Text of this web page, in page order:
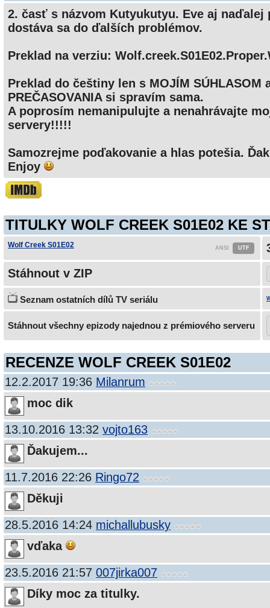
2. časť s názvom Kutyukutyu. Eve aj naďalej
dostáva sa do ďalších problémov.
Preklad na verziu:
Preklad do češtiny len s MOJÍM SÚHLASOM
PREČASOVANIA si spravím sama.
A poprosím nemanipulujte a nenahrávajte
servery!!!!!
Samozrejme poďakovanie a hlas potešia.
Enjoy
TITULKY WOLF CREEK S01E02 KE
Wolf Creek S01E02
Stáhnout v ZIP
Seznam ostatních dílů TV seriálu
Stáhnout všechny epizody najednou z prémiového serveru
RECENZE WOLF CREEK S01E02
12.2.2017 19:36 Milanrum
moc dik
13.10.2016 13:32 vojto163
Ďakujem...
11.7.2016 22:26 Ringo72
Děkuji
28.5.2016 14:24 michallubusky
vďaka
23.5.2016 21:57 007jirka007
Díky moc za titulky.